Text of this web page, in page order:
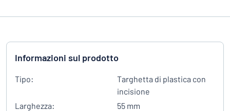
Informazioni sul prodotto
Tipo:
Targhetta di plastica con
incisione
Larghezza:
55 mm